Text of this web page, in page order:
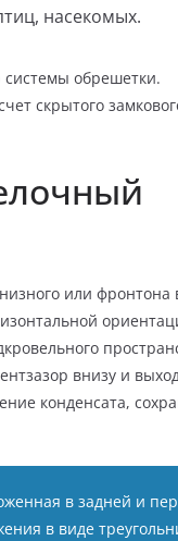
насекомых.
системы обрешетки.
скрытого
или фронтона
внизу и
конденсата,
в задней и
в виде